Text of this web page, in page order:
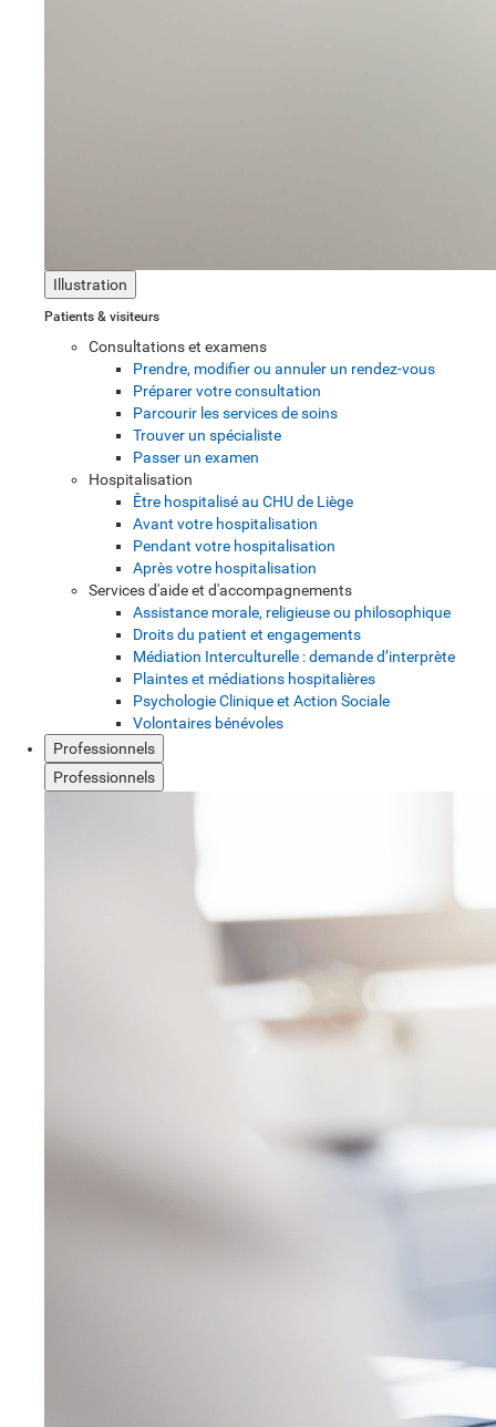
Illustration
Patients & visiteurs
Consultations et examens
Prendre, modifier ou annuler un rendez-vous
Préparer votre consultation
Parcourir les services de soins
Trouver un spécialiste
Passer un examen
Hospitalisation
Être hospitalisé au CHU de Liège
Avant votre hospitalisation
Pendant votre hospitalisation
Après votre hospitalisation
Services d'aide et d'accompagnements
Assistance morale, religieuse ou philosophique
Droits du patient et engagements
Médiation Interculturelle : demande d’interprète
Plaintes et médiations hospitalières
Psychologie Clinique et Action Sociale
Volontaires bénévoles
Professionnels
Professionnels